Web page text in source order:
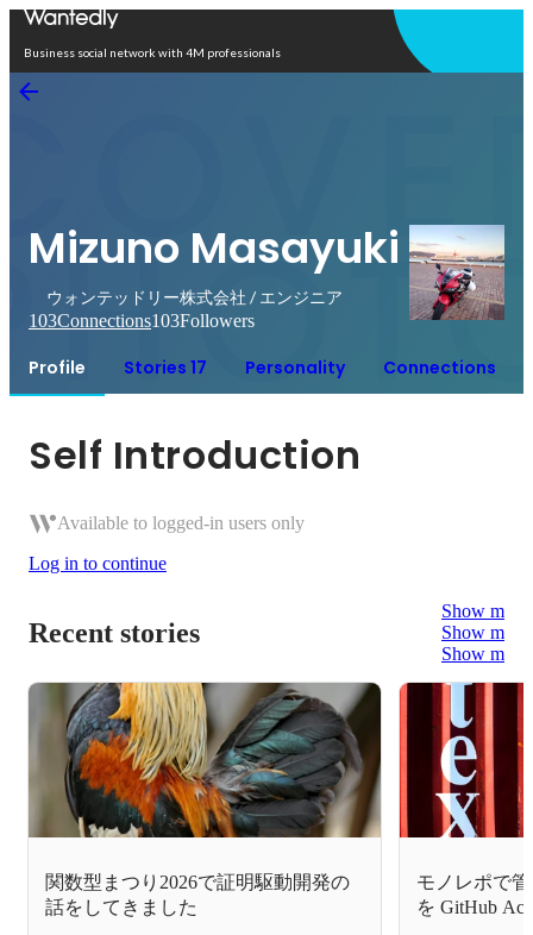
Business social network with 4M professionals
Mizuno Masayuki
ウォンテッドリー株式会社 / エンジニア
103Connections103Followers
Profile Stories 17 Personality Connections
Self Introduction
Available to logged-in users only
Log in to continue
Recent stories
Show more
Show more
Show more
関数型まつり2026で証明駆動開発の
話をしてきました
モノレポで
を GitHub